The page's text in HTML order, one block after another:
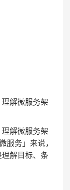
解微服务架
解微服务架
服务」来说，
解目标、条